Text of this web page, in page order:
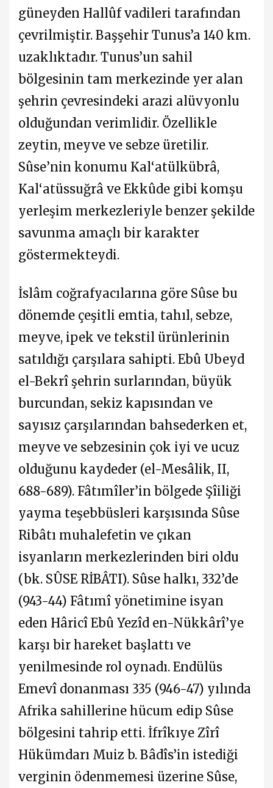
güneyden Hallûf vadileri tarafından
çevrilmiştir. Başşehir Tunus’a 140 km.
uzaklıktadır. Tunus’un sahil
bölgesinin tam merkezinde yer alan
şehrin çevresindeki arazi alüvyonlu
olduğundan verimlidir. Özellikle
zeytin, meyve ve sebze üretilir.
Sûse’nin konumu Kal‘atülkübrâ,
Kal‘atüssuğrâ ve Ekkûde gibi komşu
yerleşim merkezleriyle benzer şekilde
savunma amaçlı bir karakter
göstermekteydi.
İslâm coğrafyacılarına göre Sûse bu
dönemde çeşitli emtia, tahıl, sebze,
meyve, ipek ve tekstil ürünlerinin
satıldığı çarşılara sahipti. Ebû Ubeyd
el-Bekrî şehrin surlarından, büyük
burcundan, sekiz kapısından ve
sayısız çarşılarından bahsederken et,
meyve ve sebzesinin çok iyi ve ucuz
olduğunu kaydeder (el-Mesâlik, II,
688-689). Fâtımîler’in bölgede Şîiliği
yayma teşebbüsleri karşısında Sûse
Ribâtı muhalefetin ve çıkan
isyanların merkezlerinden biri oldu
(bk. SÛSE RİBÂTI). Sûse halkı, 332’de
(943-44) Fâtımî yönetimine isyan
eden Hâricî Ebû Yezîd en-Nükkârî’ye
karşı bir hareket başlattı ve
yenilmesinde rol oynadı. Endülüs
Emevî donanması 335 (946-47) yılında
Afrika sahillerine hücum edip Sûse
bölgesini tahrip etti. İfrîkıye Zîrî
Hükümdarı Muiz b. Bâdîs’in istediği
verginin ödenmemesi üzerine Sûse,